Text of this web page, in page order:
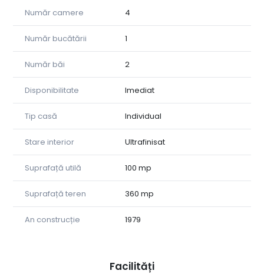
din stațiune.
Compartimentarea este practică și funcțională, imobilul
fiind compus din:
-2 băi
-pivniță
Mobilierul este realizat din lemn masiv, ceea ce oferă un
plus de durabilitate, eleganță și confort.
relaxare, precum:
-filigorie
-magazie pentru lemne
Confortul termic este asigurat prin centrală termică și
Un avantaj important al proprietății îl reprezintă
Număr camere 4
Număr bucătării 1
Număr băi 2
Disponibilitate Imediat
Tip casă Individual
Stare interior Ultrafinisat
Suprafață utilă 100 mp
Suprafață teren 360 mp
An construcție 1979
Facilități